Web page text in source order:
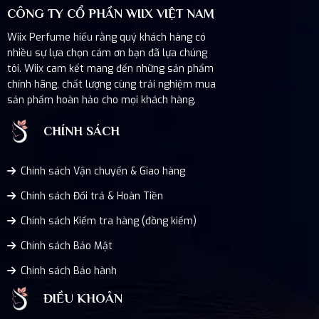
CÔNG TY CỔ PHẦN WIIX VIỆT NAM
Wiix Perfume hiểu rằng quý khách hàng có
nhiều sự lựa chọn cám ơn bạn đã lựa chúng
tôi. Wiix cam kết mang đến những sản phẩm
chính hãng, chất lượng cùng trải nghiệm mua
sản phẩm hoàn hảo cho mọi khách hàng.
CHÍNH SÁCH
Chính sách Vận chuyển & Giao hàng
Chính sách Đổi trả & Hoàn Tiền
Chính sách Kiểm tra hàng (đồng kiểm)
Chính sách Bảo Mật
Chính sách Bảo hành
ĐIỀU KHOẢN